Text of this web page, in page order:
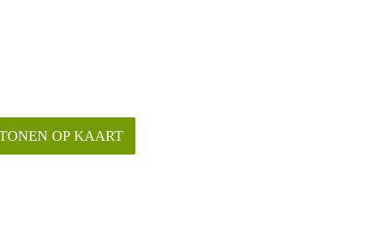
OP KAART